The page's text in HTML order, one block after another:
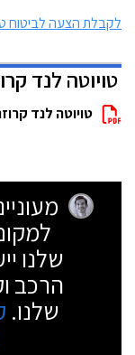
לקבלת הצעה לביטוח
טויוטה לנד
טויוטה לנד קרוזר - קובץ 2020.11
שלנו
הרכב
שלנו.